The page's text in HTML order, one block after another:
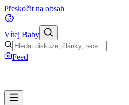
Přeskočit na obsah
Vítej Baby
Feed